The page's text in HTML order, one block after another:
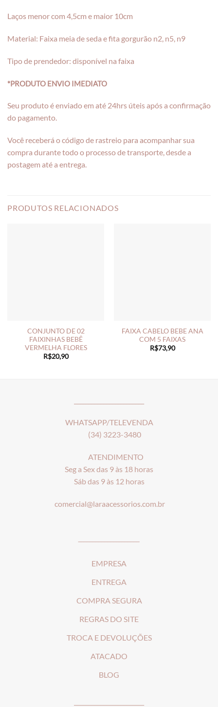
Laços menor com 4,5cm e maior 10cm
Material: Faixa meia de seda e fita gorgurão n2, n5, n9
Tipo de prendedor: disponível na faixa
*PRODUTO ENVIO IMEDIATO
Seu produto é enviado em até 24hrs úteis após a confirmação
do pagamento.
Você receberá o código de rastreio para acompanhar sua
compra durante todo o processo de transporte, desde a
postagem até a entrega.
PRODUTOS RELACIONADOS
CONJUNTO DE 02
FAIXINHAS BEBÊ
VERMELHA FLORES
R$20,90
FAIXA CABELO BEBE ANA
COM 5 FAIXAS
R$73,90
WHATSAPP/TELEVENDA
(34) 3223-3480
ATENDIMENTO
Seg a Sex das 9 às 18 horas
Sáb das 9 às 12 horas
comercial@laraacessorios.com.br
EMPRESA
ENTREGA
COMPRA SEGURA
REGRAS DO SITE
TROCA E DEVOLUÇÕES
ATACADO
BLOG